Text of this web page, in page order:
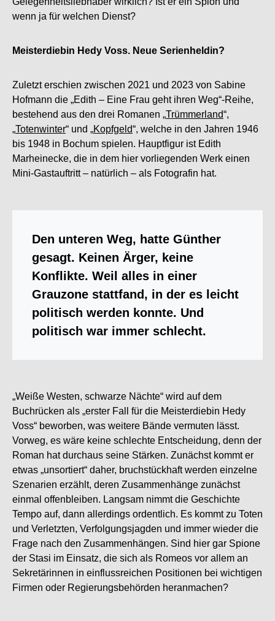
wenn ja für welchen Dienst?
Meisterdiebin Hedy Voss. Neue Serienheldin?
Zuletzt erschien zwischen 2021 und 2023 von Sabine
Hofmann die „Edith – Eine Frau geht ihren Weg“-Reihe,
bestehend aus den drei Romanen „Trümmerland“,
„Totenwinter“ und „Kopfgeld“, welche in den Jahren 1946
bis 1948 in Bochum spielen. Hauptfigur ist Edith
Marheinecke, die in dem hier vorliegenden Werk einen
Mini-Gastauftritt – natürlich – als Fotografin hat.
Den unteren Weg, hatte Günther
gesagt. Keinen Ärger, keine
Konflikte. Weil alles in einer
Grauzone stattfand, in der es leicht
politisch werden konnte. Und
politisch war immer schlecht.
„Weiße Westen, schwarze Nächte“ wird auf dem
Buchrücken als „erster Fall für die Meisterdiebin Hedy
Voss“ beworben, was weitere Bände vermuten lässt.
Vorweg, es wäre keine schlechte Entscheidung, denn der
Roman hat durchaus seine Stärken. Zunächst kommt er
etwas „unsortiert“ daher, bruchstückhaft werden einzelne
Szenarien erzählt, deren Zusammenhänge zunächst
einmal offenbleiben. Langsam nimmt die Geschichte
Tempo auf, dann allerdings ordentlich. Es kommt zu Toten
und Verletzten, Verfolgungsjagden und immer wieder die
Frage nach den Zusammenhängen. Sind hier gar Spione
der Stasi im Einsatz, die sich als Romeos vor allem an
Sekretärinnen in einflussreichen Positionen bei wichtigen
Firmen oder Regierungsbehörden heranmachen?